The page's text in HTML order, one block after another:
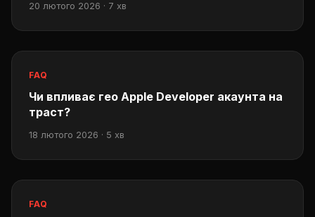
20 лютого 2026 · 7 хв
FAQ
Чи впливає гео Apple Developer акаунта на
траст?
18 лютого 2026 · 5 хв
FAQ